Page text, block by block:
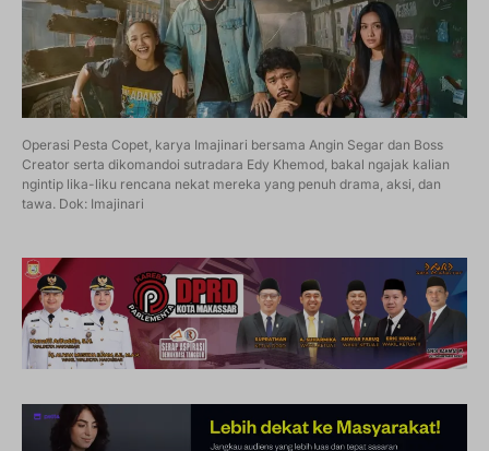
Operasi Pesta Copet, karya Imajinari bersama Angin Segar dan Boss
Creator serta dikomandoi sutradara Edy Khemod, bakal ngajak kalian
ngintip lika-liku rencana nekat mereka yang penuh drama, aksi, dan
tawa. Dok: Imajinari